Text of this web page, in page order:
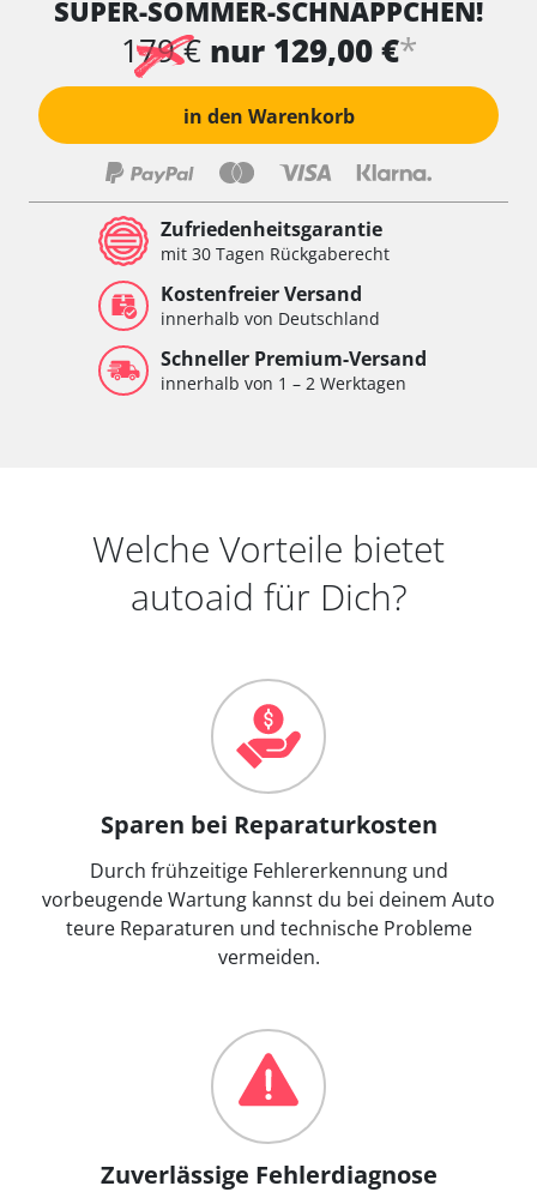
SUPER-SOMMER-SCHNÄPPCHEN!
179 € nur 129,00 €*
in den Warenkorb
Zufriedenheitsgarantie
mit 30 Tagen Rückgaberecht
Kostenfreier Versand
innerhalb von Deutschland
Schneller Premium-Versand
innerhalb von 1 – 2 Werktagen
Welche Vorteile bietet
autoaid für Dich?
Sparen bei Reparaturkosten
Durch frühzeitige Fehlererkennung und
vorbeugende Wartung kannst du bei deinem Auto
teure Reparaturen und technische Probleme
vermeiden.
Zuverlässige Fehlerdiagnose